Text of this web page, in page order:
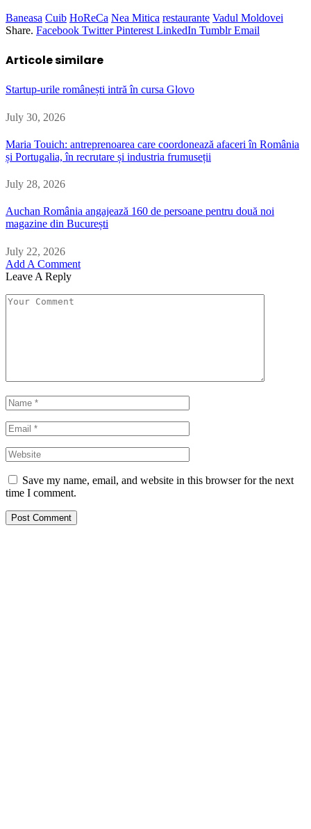
Baneasa Cuib HoReCa Nea Mitica restaurante Vadul Moldovei
Share. Facebook Twitter Pinterest LinkedIn Tumblr Email
Articole similare
Startup-urile românești intră în cursa Glovo
July 30, 2026
Maria Touich: antreprenoarea care coordonează afaceri în România
și Portugalia, în recrutare și industria frumuseții
July 28, 2026
Auchan România angajează 160 de persoane pentru două noi
magazine din București
July 22, 2026
Add A Comment
Leave A Reply
Save my name, email, and website in this browser for the next
time I comment.